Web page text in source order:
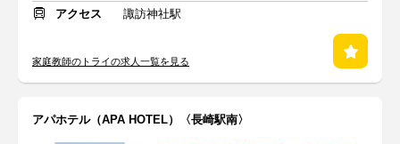
アクセス
諏訪神社駅
家庭教師のトライの求人一覧を見る
アパホテル（APA HOTEL）〈長崎駅南〉